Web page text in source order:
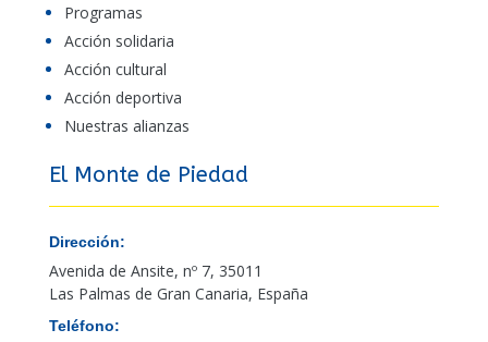
Programas
Acción solidaria
Acción cultural
Acción deportiva
Nuestras alianzas
El Monte de Piedad
Dirección:
Avenida de Ansite, nº 7, 35011
Las Palmas de Gran Canaria, España
Teléfono: